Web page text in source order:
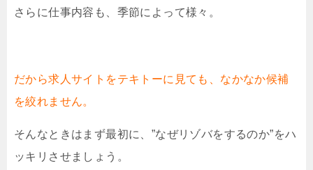
さらに仕事内容も、季節によって様々。
だから求人サイトをテキトーに見ても、なかなか候補
を絞れません。
そんなときはまず最初に、”なぜリゾバをするのか”をハ
ッキリさせましょう。